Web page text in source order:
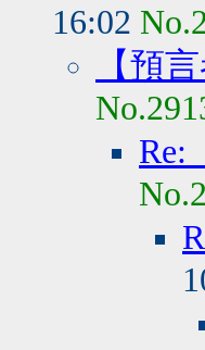
16:02
【預
Re: